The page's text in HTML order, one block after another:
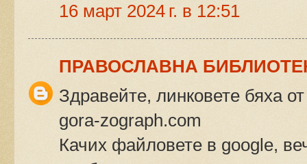
16 март 2024 г. в 12:51
ПРАВОСЛАВНА
Здравейте, линковете бяха
gora-zograph.com
Качих файловете в google,